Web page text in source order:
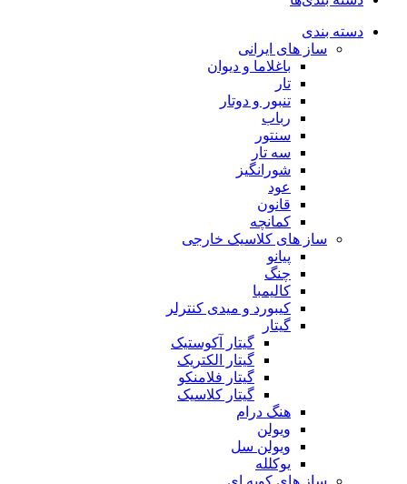
دسته بندی
ساز های ایرانی
باغلاما و دیوان
تار
تنبور و دوتار
رباب
سنتور
سه تار
شورانگیز
عود
قانون
کمانچه
ساز های کلاسیک خارجی
پیانو
چنگ
کالیمبا
کیبورد و میدی کنترلر
گیتار
گیتار آکوستیک
گیتار الکتریک
گیتار فلامنکو
گیتار کلاسیک
هنگ درام
ویولن
ویولن سل
یوکلله
ساز های کوبه ای